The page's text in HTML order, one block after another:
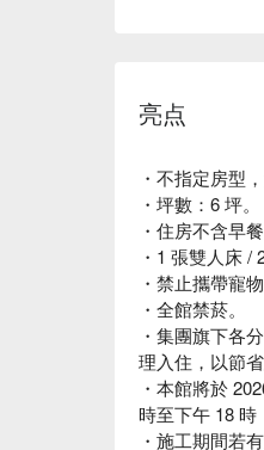
亮点
・不指定房型
・坪數：6 坪。
・住房不含早
・1 張雙人床 /
・禁止攜帶寵物
・全館禁菸。
・集團旗下各
理入住，以節
・本館將於
時至下午 18 時
・施工期間若